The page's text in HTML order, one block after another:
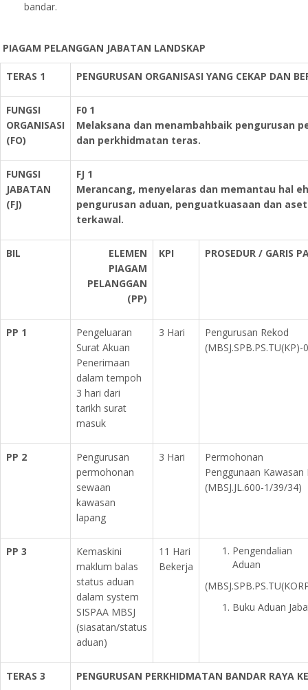
bandar.
PIAGAM PELANGGAN JABATAN LANDSKAP
TERAS 1 PENGURUSAN ORGANISASI YANG CEKAP DAN
FUNGSI
ORGANISASI
(FO)
F0 1
Melaksana dan menambahbaik pengurusan
dan perkhidmatan teras.
FUNGSI
JABATAN
(FJ)
FJ 1
Merancang, menyelaras dan memantau hal
pengurusan aduan, penguatkuasaan dan
terkawal.
BIL
ELEMEN
PIAGAM
PELANGGAN
(PP)
KPI PROSEDUR / GARIS
PP 1
Pengeluaran
Surat Akuan
Penerimaan
dalam tempoh
3 hari dari
tarikh surat
masuk
3 Hari
Pengurusan Rekod
(MBSJ.SPB.PS.TU(KP)-
PP 2
Pengurusan
permohonan
sewaan
kawasan
lapang
3 Hari
Penggunaan Kawasan
(MBSJ.JL.600-1/39/34)
PP 3
Kemaskini
maklum balas
status aduan
dalam system
SISPAA MBSJ
(siasatan/status
aduan)
11 Hari
Bekerja
Aduan
Buku Aduan
TERAS 3 PENGURUSAN PERKHIDMATAN BANDAR RAYA